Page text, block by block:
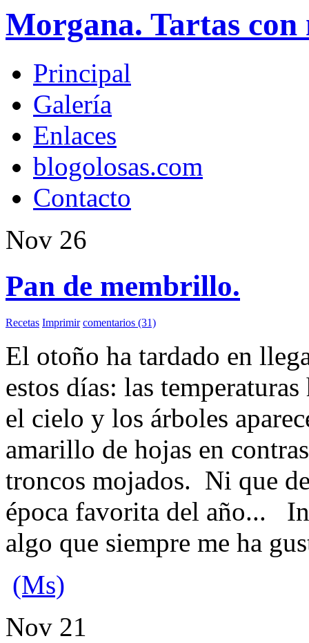
Morgana. Tartas con
Principal
Galería
Enlaces
blogolosas.com
Contacto
Nov 26
Pan de membrillo.
Recetas Imprimir comentarios (31)
El otoño ha tardado en
estos días: las
el cielo y los árboles
amarillo de hojas en
troncos mojados. Ni que
época favorita del año...
algo que siempre me ha
(Ms)
Nov 21